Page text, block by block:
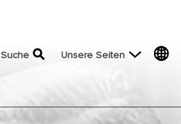
top menu
Suche Unsere Seiten